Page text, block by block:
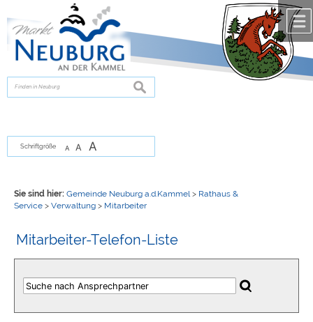
zur Navigationoder
springen.
suchen
Schriftgröße A A A
Sie sind hier: Gemeinde Neuburg a.d.Kammel > Rathaus &
Service> Verwaltung> Mitarbeiter
Mitarbeiter-Telefon-Liste